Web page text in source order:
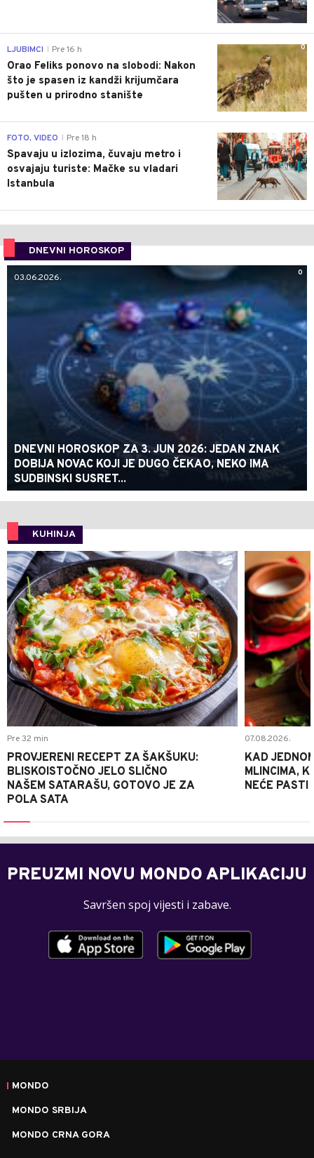
0
LJUBIMCI Pre 16 h
Orao Feliks ponovo na slobodi: Nakon
što je spasen iz kandži krijumčara
pušten u prirodno stanište
0
FOTO, VIDEO Pre 18 h
Spavaju u izlozima, čuvaju metro i
osvajaju turiste: Mačke su vladari
Istanbula
DNEVNI HOROSKOP
0
03.06.2026.
DNEVNI HOROSKOP ZA 3. JUN 2026: JEDAN ZNAK
DOBIJA NOVAC KOJI JE DUGO ČEKAO, NEKO IMA
SUDBINSKI SUSRET...
KUHINJA
0
Pre 32 min
PROVJERENI RECEPT ZA ŠAKŠUKU:
BLISKOISTOČNO JELO SLIČNO
NAŠEM SATARAŠU, GOTOVO JE ZA
POLA SATA
07.08.2026.
KAD
MLINCIMA,
NEĆE PASTI
PREUZMI NOVU MONDO APLIKACIJU
Savršen spoj vijesti i zabave.
MONDO
MONDO SRBIJA
MONDO CRNA GORA